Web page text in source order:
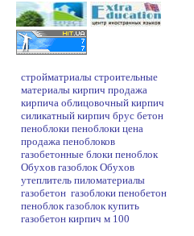
стройматриалы строительные
материалы кирпич продажа
кирпича облицовочный кирпич
силикатный кирпич брус бетон
пеноблоки пеноблоки цена
продажа пеноблоков
газобетонные блоки пеноблок
Обухов газоблок Обухов
утеплитель пиломатериалы
газобетон газоблоки пенобетон
пеноблок газоблок купить
газобетон кирпич м 100